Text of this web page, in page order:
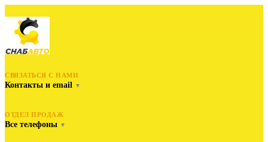
СВЯЗАТЬСЯ С НАМИ
Контакты и email ▼
ОТДЕЛ ПРОДАЖ
Все телефоны ▼